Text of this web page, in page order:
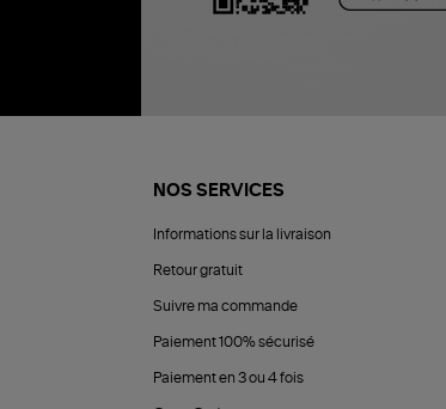
NOS SERVICES
Informations sur la livraison
Retour gratuit
Suivre ma commande
Paiement 100% sécurisé
Paiement en 3 ou 4 fois